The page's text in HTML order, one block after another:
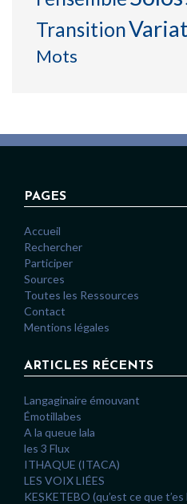
Transition
Mots
PAGES
Accueil
Rechercher
Participer
Sources
Toutes les Ressources
Contact
Mentions légales
ARTICLES RÉCENTS
Langaginaire émouvant
Émotillabes
A la queue lala
les 3 Flux
ITHAQUE (ITACA)
LES VOIX LIÉES
KESKETEBO (qu’est ce que